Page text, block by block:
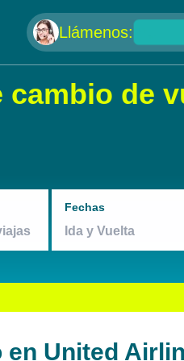
Llámenos:
de
Fechas
en United